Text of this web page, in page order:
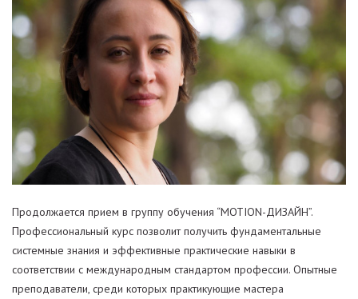
Продолжается прием в группу обучения “MOTION-ДИЗАЙН”.
Профессиональный курс позволит получить фундаментальные
системные знания и эффективные практические навыки в
соответствии с международным стандартом профессии. Опытные
преподаватели, среди которых практикующие мастера